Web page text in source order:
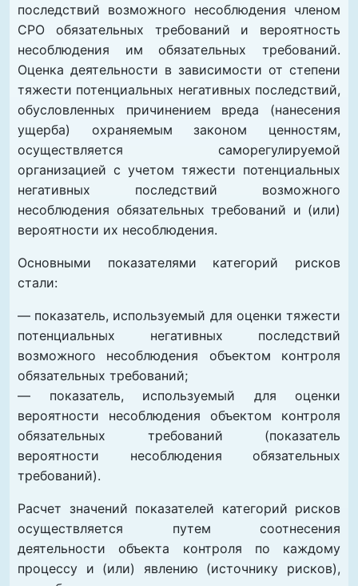
последствий возможного несоблюдения членом
СРО обязательных требований и вероятность
несоблюдения им обязательных требований.
Оценка деятельности в зависимости от степени
тяжести потенциальных негативных последствий,
обусловленных причинением вреда (нанесения
ущерба) охраняемым законом ценностям,
осуществляется саморегулируемой
организацией с учетом тяжести потенциальных
негативных последствий возможного
несоблюдения обязательных требований и (или)
вероятности их несоблюдения.
Основными показателями категорий рисков
стали:
— показатель, используемый для оценки тяжести
потенциальных негативных последствий
возможного несоблюдения объектом контроля
обязательных требований;
— показатель, используемый для оценки
вероятности несоблюдения объектом контроля
обязательных требований (показатель
вероятности несоблюдения обязательных
требований).
Расчет значений показателей категорий рисков
осуществляется путем соотнесения
деятельности объекта контроля по каждому
процессу и (или) явлению (источнику рисков),